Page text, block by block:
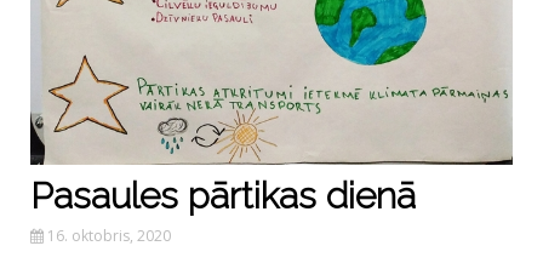
Pasaules pārtikas dienā
16. oktobris, 2020